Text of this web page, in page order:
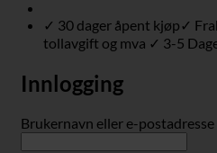
✓ 30 dager åpent kjøp✓
tollavgift og mva ✓ 3-5
Innlogging
Brukernavn eller e-postadresse